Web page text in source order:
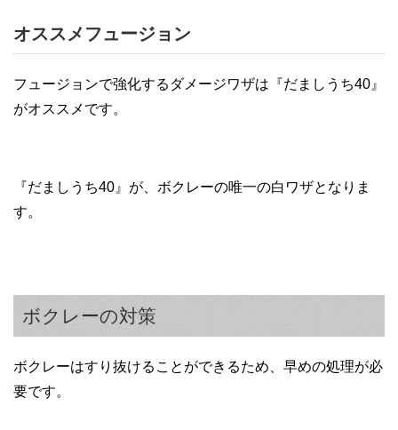
オススメフュージョン
フュージョンで強化するダメージワザは『だましうち40』
がオススメです。
『だましうち40』が、ボクレーの唯一の白ワザとなりま
す。
ボクレーの対策
ボクレーはすり抜けることができるため、早めの処理が必
要です。